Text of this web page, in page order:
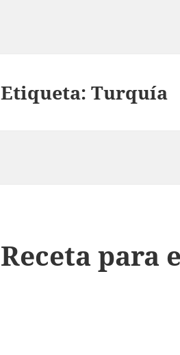
Etiqueta:Turquía
Receta para